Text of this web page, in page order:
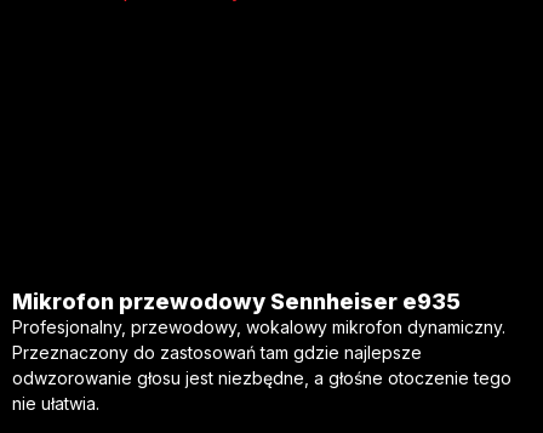
Mikrofon przewodowy Sennheiser e935
Profesjonalny, przewodowy, wokalowy mikrofon dynamiczny.
Przeznaczony do zastosowań tam gdzie najlepsze
odwzorowanie głosu jest niezbędne, a głośne otoczenie tego
nie ułatwia.